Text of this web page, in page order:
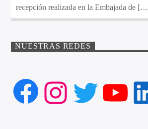
recepción realizada en la Embajada de
NUESTRAS REDES
Facebook
Instagram
Twitter